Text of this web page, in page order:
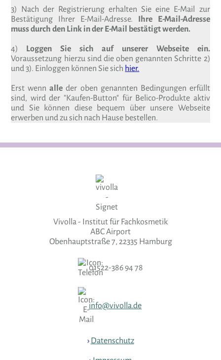
3) Nach der Registrierung erhalten Sie eine E-Mail zur
Bestätigung Ihrer E-Mail-Adresse. Ihre E-Mail-Adresse
muss durch den Link in der E-Mail bestätigt werden.
4) Loggen Sie sich auf unserer Webseite ein.
Voraussetzung hierzu sind die oben genannten Schritte 2)
und 3). Einloggen können Sie sich hier.
Erst wennalle der oben genannten Bedingungen erfüllt
sind, wird der "Kaufen-Button" für Belico-Produkte aktiv
und Sie können diese bequem über unsere Webseite
erwerben und zu sich nach Hause bestellen.
Vivolla - Institut für Fachkosmetik
ABC Airport
Obenhauptstraße 7, 22335 Hamburg
01522-386 94 78
info@vivolla.de
›Datenschutz